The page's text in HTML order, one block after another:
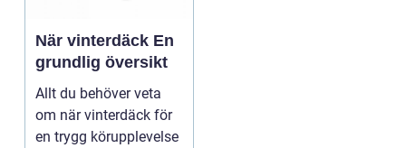
När vinterdäck En
grundlig översikt
Allt du behöver veta
om när vinterdäck för
en trygg körupplevelse